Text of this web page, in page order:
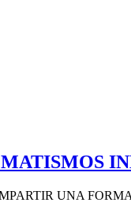
UNA